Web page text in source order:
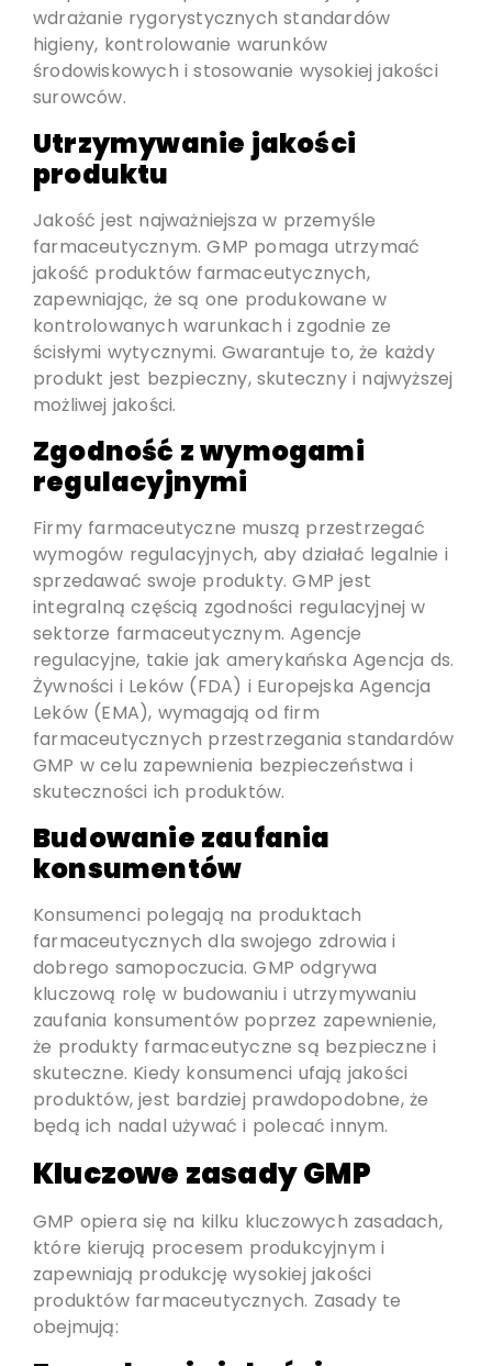
wdrażanie rygorystycznych standardów
higieny, kontrolowanie warunków
środowiskowych i stosowanie wysokiej jakości
surowców.
Utrzymywanie jakości
produktu
Jakość jest najważniejsza w przemyśle
farmaceutycznym. GMP pomaga utrzymać
jakość produktów farmaceutycznych,
zapewniając, że są one produkowane w
kontrolowanych warunkach i zgodnie ze
ścisłymi wytycznymi. Gwarantuje to, że każdy
produkt jest bezpieczny, skuteczny i najwyższej
możliwej jakości.
Zgodność z wymogami
regulacyjnymi
Firmy farmaceutyczne muszą przestrzegać
wymogów regulacyjnych, aby działać legalnie i
sprzedawać swoje produkty. GMP jest
integralną częścią zgodności regulacyjnej w
sektorze farmaceutycznym. Agencje
regulacyjne, takie jak amerykańska Agencja ds.
Żywności i Leków (FDA) i Europejska Agencja
Leków (EMA), wymagają od firm
farmaceutycznych przestrzegania standardów
GMP w celu zapewnienia bezpieczeństwa i
skuteczności ich produktów.
Budowanie zaufania
konsumentów
Konsumenci polegają na produktach
farmaceutycznych dla swojego zdrowia i
dobrego samopoczucia. GMP odgrywa
kluczową rolę w budowaniu i utrzymywaniu
zaufania konsumentów poprzez zapewnienie,
że produkty farmaceutyczne są bezpieczne i
skuteczne. Kiedy konsumenci ufają jakości
produktów, jest bardziej prawdopodobne, że
będą ich nadal używać i polecać innym.
Kluczowe zasady GMP
GMP opiera się na kilku kluczowych zasadach,
które kierują procesem produkcyjnym i
zapewniają produkcję wysokiej jakości
produktów farmaceutycznych. Zasady te
obejmują: